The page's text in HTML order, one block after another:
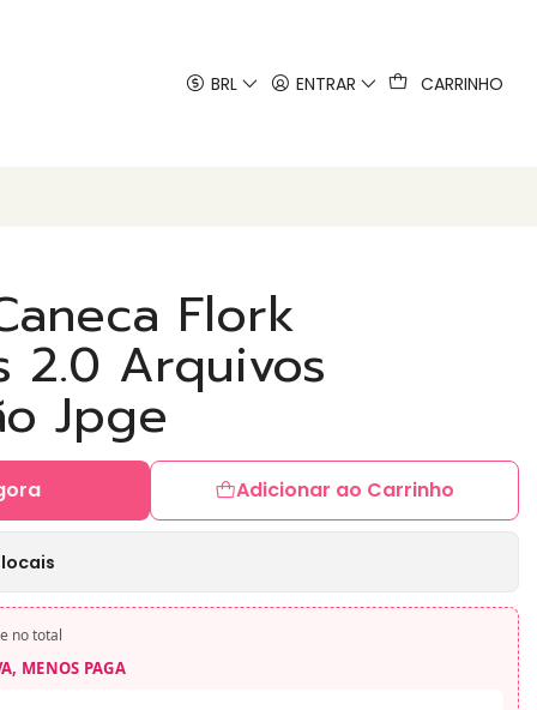
BRL ENTRAR CARRINHO
Flork
2.0 Arquivos
Jpge
Adicionar ao Carrinho
no total
MENOS PAGA